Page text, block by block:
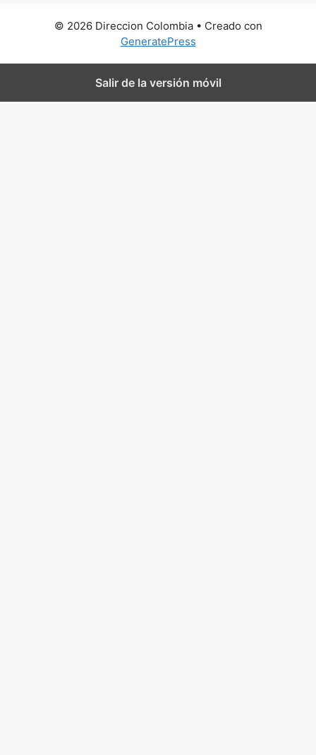
© 2026 Direccion Colombia• Creado con
GeneratePress
Salir de la versión móvil